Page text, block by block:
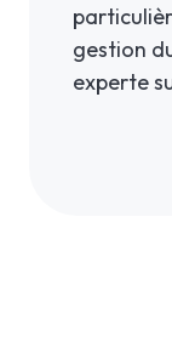
gestion
experte